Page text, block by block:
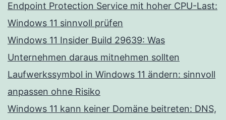
Endpoint Protection Service mit hoher CPU-Last:
Windows 11 sinnvoll prüfen
Windows 11 Insider Build 29639: Was
Unternehmen daraus mitnehmen sollten
Laufwerkssymbol in Windows 11 ändern: sinnvoll
anpassen ohne Risiko
Windows 11 kann keiner Domäne beitreten: DNS,